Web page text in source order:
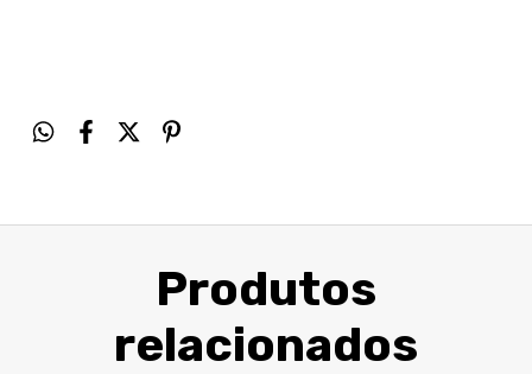
Produtos
relacionados